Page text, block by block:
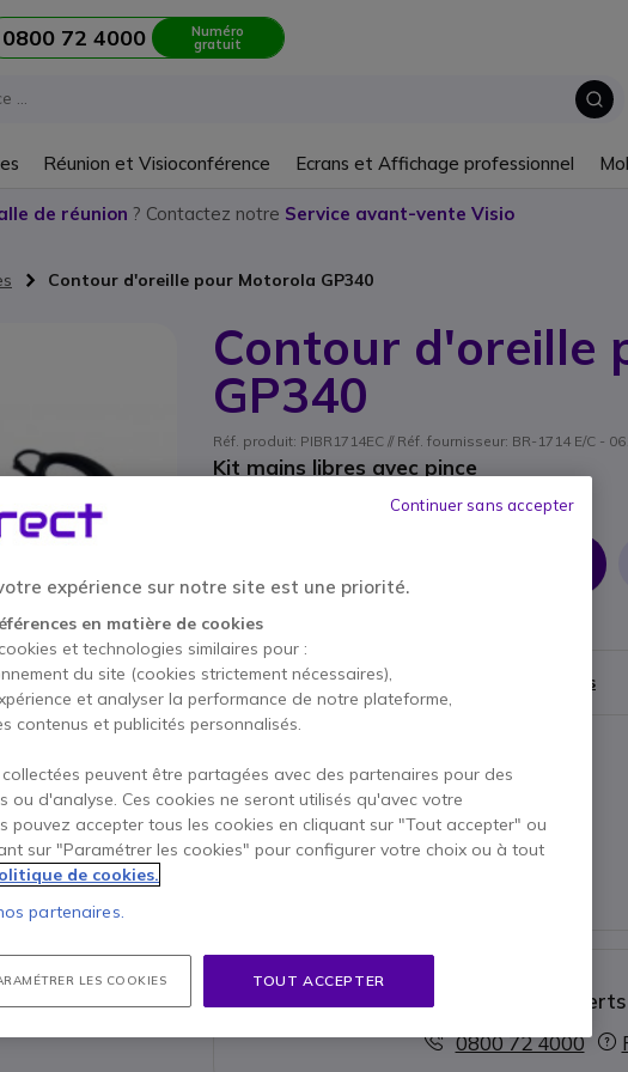
0800 72 4000 Numéro
gratuit
Réunion et Visioconférence Ecrans et Affichage professionnel
de réunion ? Contactez notre Service avant-vente Visio
Contour d'oreille pour Motorola GP340
Contour d'oreille
GP340
Réf. produit: PIBR1714EC // Réf. fournisseur: BR-1714 E/C -
Kit mains libres avec pince
17,94 € TTC
Épuisé
Payez en 4 sans frais ( Afficher plus
Ecouteurs:contour d'oreille
Microphone:Push to Talk
Accessoire exclusif pourMotorola GP340
Photo non contractuelle
Contactez nos
0800 72 4000
expérience sur notre site est une priorité.
en matière de cookies
et technologies similaires pour :
du site (cookies strictement nécessaires),
et analyser la performance de notre plateforme,
contenus et publicités personnalisés.
peuvent être partagées avec des partenaires pour des
ou d'analyse. Ces cookies ne seront utilisés qu'avec votre
pouvez accepter tous les cookies en cliquant sur "Tout accepter" ou
sur "Paramétrer les cookies" pour configurer votre choix ou à tout
de cookies.
partenaires.
LES COOKIES TOUT ACCEPTER
Continuer sans accepter